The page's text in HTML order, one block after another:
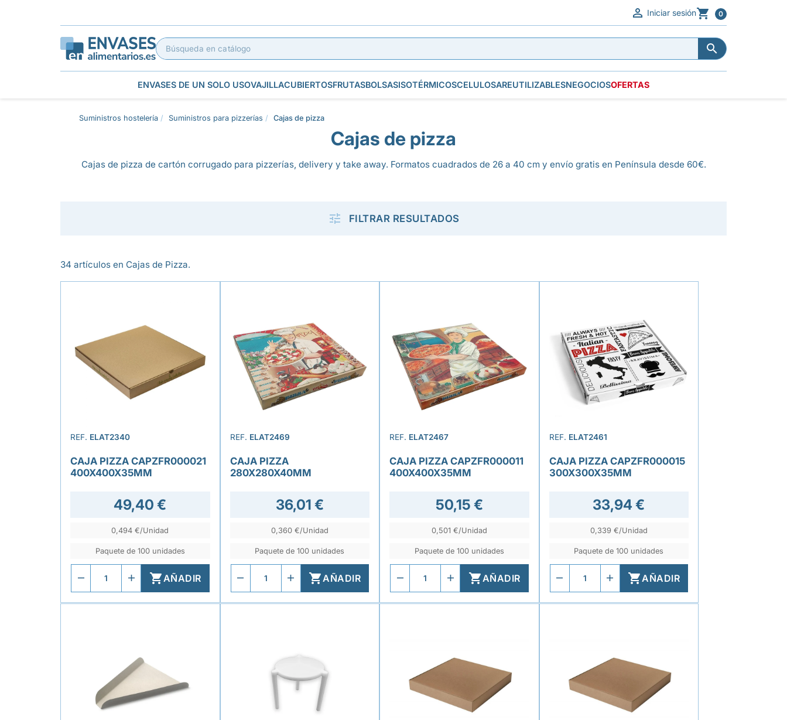
 Iniciar sesión 0


ENVASES DE UN SOLO USOVAJILLACUBIERTOSFRUTASBOLSASISOTÉRMICOSCELULOSAREUTILIZABLESNEGOCIOSOFERTAS
Suministros hostelería Suministros para pizzerías Cajas de pizza
Cajas de pizza
Cajas de pizza de cartón corrugado para pizzerías, delivery y take away. Formatos cuadrados de 26 a 40 cm y envío gratis en Península desde 60€.
 FILTRAR RESULTADOS
34 artículos en Cajas de Pizza.
REF. ELAT2340
CAJA PIZZA CAPZFR000021
400X400X35MM
49,40 €
0,494 €/Unidad
Paquete de 100 unidades
AÑADIR
REF. ELAT2469
CAJA PIZZA
280X280X40MM
36,01 €
0,360 €/Unidad
Paquete de 100 unidades
AÑADIR
REF. ELAT2467
CAJA PIZZA CAPZFR000011
400X400X35MM
50,15 €
0,501 €/Unidad
Paquete de 100 unidades
AÑADIR
REF. ELAT2461
CAJA PIZZA CAPZFR000015
300X300X35MM
33,94 €
0,339 €/Unidad
Paquete de 100 unidades
AÑADIR